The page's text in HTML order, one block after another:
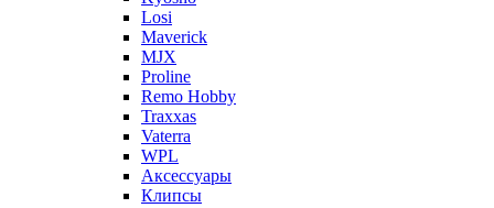
Losi
Maverick
MJX
Proline
Remo Hobby
Traxxas
Vaterra
WPL
Аксессуары
Клипсы